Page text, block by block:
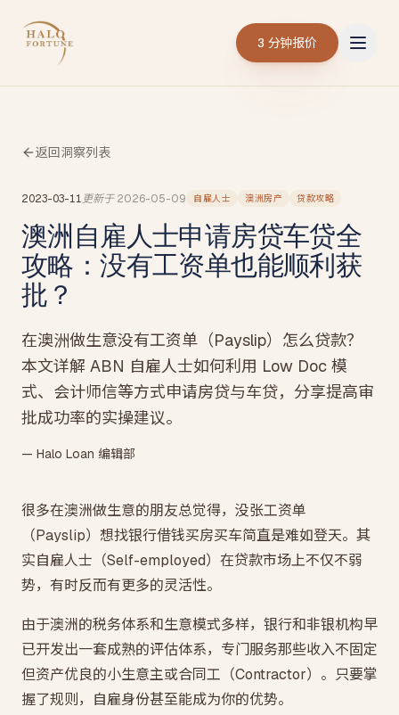
3 分钟报价
返回洞察列表
2023-03-11更新于 2026-05-09 自雇人士 澳洲房产 贷款攻略
澳洲自雇人士申请房贷车贷全
攻略：没有工资单也能顺利获
批？
在澳洲做生意没有工资单（Payslip）怎么贷款？
本文详解 ABN 自雇人士如何利用 Low Doc 模
式、会计师信等方式申请房贷与车贷，分享提高审
批成功率的实操建议。
— Halo Loan 编辑部
很多在澳洲做生意的朋友总觉得，没张工资单
（Payslip）想找银行借钱买房买车简直是难如登天。其
实自雇人士（Self-employed）在贷款市场上不仅不弱
势，有时反而有更多的灵活性。
由于澳洲的税务体系和生意模式多样，银行和非银机构早
已开发出一套成熟的评估体系，专门服务那些收入不固定
但资产优良的小生意主或合同工（Contractor）。只要掌
握了规则，自雇身份甚至能成为你的优势。